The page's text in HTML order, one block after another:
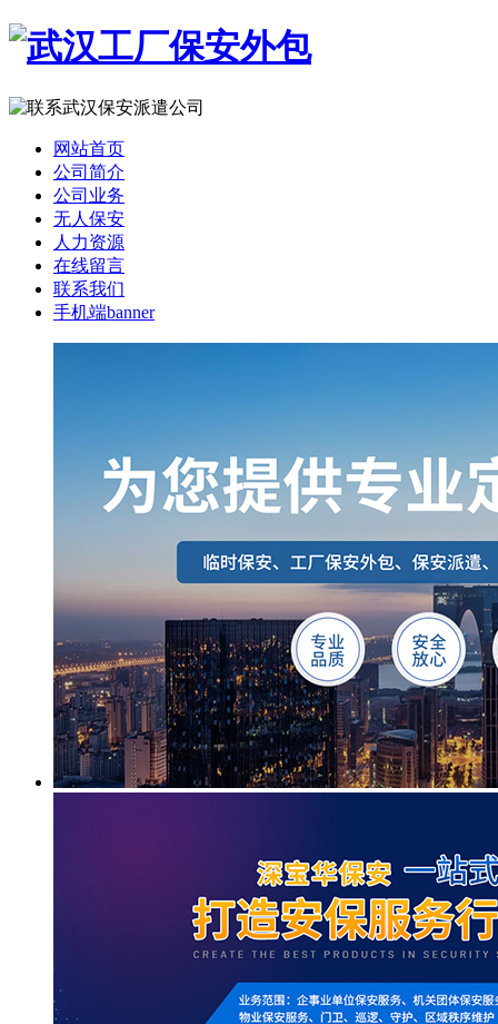
网站首页
公司简介
公司业务
无人保安
人力资源
在线留言
联系我们
手机端banner